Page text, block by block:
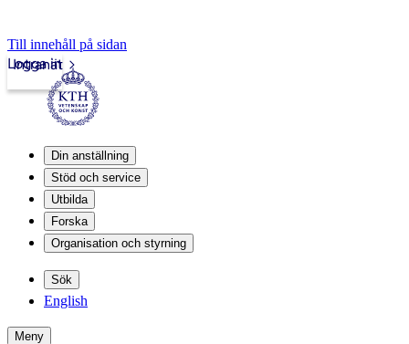
Till innehåll på sidan
Intranät
Logga in
Din anställning
Stöd och service
Utbilda
Forska
Organisation och styrning
Sök
English
Meny